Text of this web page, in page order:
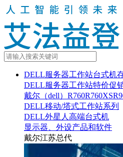
DELL服务器工作站台式机
DELL服务器工作站特价促
戴尔（dell）
DELL移动/塔式工作站系列
DELL外星人高端台式机
显示器、外设产品和软件
戴尔江苏总代